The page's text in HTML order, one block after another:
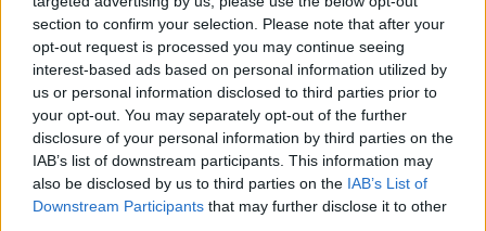
section to confirm your selection. Please note that after your
opt-out request is processed you may continue seeing
interest-based ads based on personal information utilized by
us or personal information disclosed to third parties prior to
your opt-out. You may separately opt-out of the further
disclosure of your personal information by third parties on the
IAB’s list of downstream participants. This information may
also be disclosed by us to third parties on the IAB’s List of
Downstream Participants that may further disclose it to other
Keminmaa Kittilä Kolari
Muonio
Nuorgam
Pelkosenniemi Pello
Posio
Ranua
Rovaniemi Salla
Savukoski
Simo
Sodankylä Tervola
Tornio
Utsjoki
Ylitornio
Päijät-Häme